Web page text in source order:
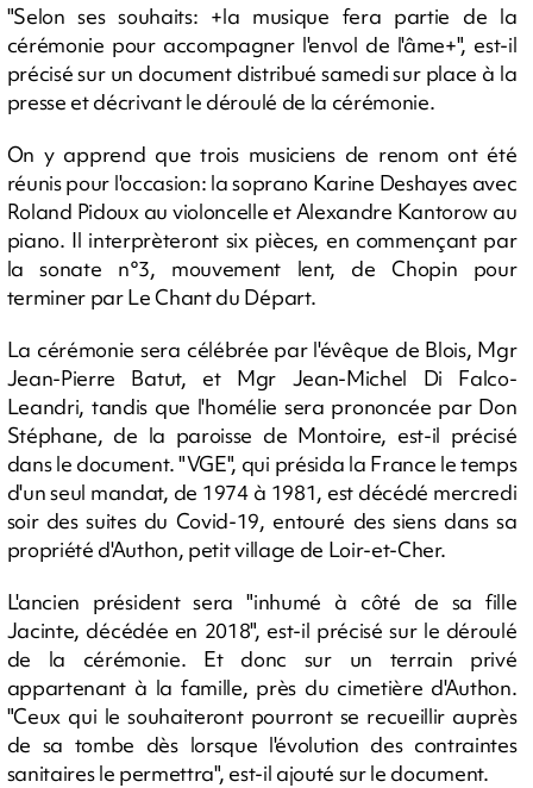
"Selon ses souhaits: +la musique fera partie de la
cérémonie pour accompagner l'envol de l'âme+", est-il
précisé sur un document distribué samedi sur place à la
presse et décrivant le déroulé de la cérémonie.
On y apprend que trois musiciens de renom ont été
réunis pour l'occasion: la soprano Karine Deshayes avec
Roland Pidoux au violoncelle et Alexandre Kantorow au
piano. Il interprèteront six pièces, en commençant par
la sonate n°3, mouvement lent, de Chopin pour
terminer par Le Chant du Départ.
La cérémonie sera célébrée par l'évêque de Blois, Mgr
Jean-Pierre Batut, et Mgr Jean-Michel Di Falco-
Leandri, tandis que l'homélie sera prononcée par Don
Stéphane, de la paroisse de Montoire, est-il précisé
dans le document. "VGE", qui présida la France le temps
d'un seul mandat, de 1974 à 1981, est décédé mercredi
soir des suites du Covid-19, entouré des siens dans sa
propriété d'Authon, petit village de Loir-et-Cher.
L'ancien président sera "inhumé à côté de sa fille
Jacinte, décédée en 2018", est-il précisé sur le déroulé
de la cérémonie. Et donc sur un terrain privé
appartenant à la famille, près du cimetière d'Authon.
"Ceux qui le souhaiteront pourront se recueillir auprès
de sa tombe dès lorsque l'évolution des contraintes
sanitaires le permettra", est-il ajouté sur le document.